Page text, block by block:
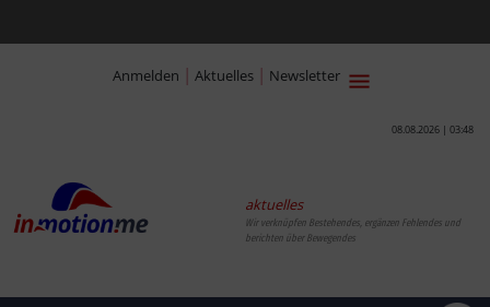
Anmelden | Aktuelles | Newsletter
08.08.2026 | 03:48
aktuelles
Wir verknüpfen Bestehendes, ergänzen Fehlendes und
berichten über Bewegendes